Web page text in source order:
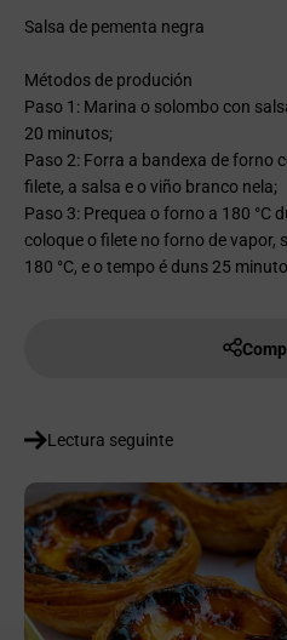
Salsa de pementa negra
Métodos de produción
Paso 1: Marina o solombo con
20 minutos;
Paso 2: Forra a bandexa de forno
filete, a salsa e o viño branco nela;
Paso 3: Prequea o forno a 180 °C
coloque o filete no forno de vapor,
180 °C, e o tempo é duns 25
Lectura seguinte